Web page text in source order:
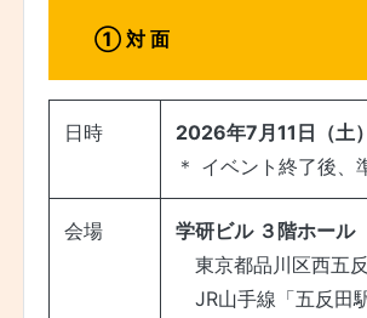
① 対 面
日時 2026年7月11日（
＊ イベント終了後
会場
学研ビル ３階ホール
東京都品川区西五
JR山手線「五反田